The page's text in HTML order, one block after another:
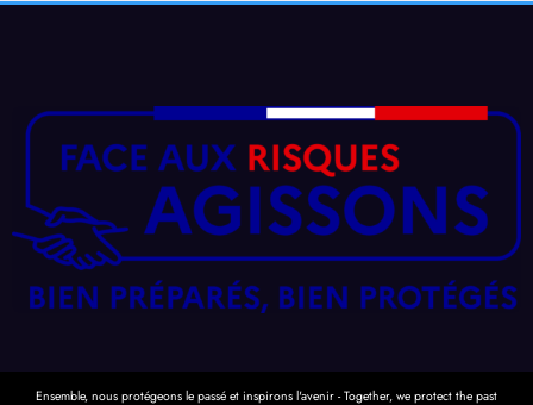
Ensemble, nous protégeons le passé et inspirons l'avenir - Together, we protect the past